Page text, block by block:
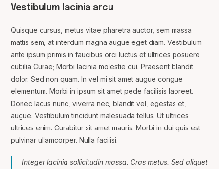
Vestibulum lacinia arcu
Quisque cursus, metus vitae pharetra auctor, sem massa
mattis sem, at interdum magna augue eget diam. Vestibulum
ante ipsum primis in faucibus orci luctus et ultrices posuere
cubilia Curae; Morbi lacinia molestie dui. Praesent blandit
dolor. Sed non quam. In vel mi sit amet augue congue
elementum. Morbi in ipsum sit amet pede facilisis laoreet.
Donec lacus nunc, viverra nec, blandit vel, egestas et,
augue. Vestibulum tincidunt malesuada tellus. Ut ultrices
ultrices enim. Curabitur sit amet mauris. Morbi in dui quis est
pulvinar ullamcorper. Nulla facilisi.
Integer lacinia sollicitudin massa. Cras metus. Sed aliquet